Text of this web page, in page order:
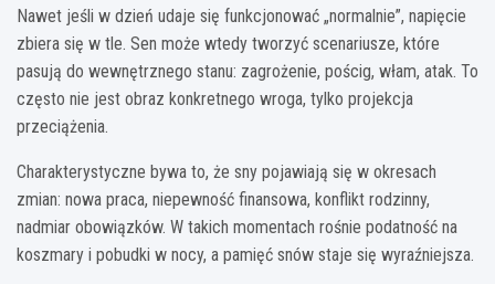
Nawet jeśli w dzień udaje się funkcjonować „normalnie”, napięcie
zbiera się w tle. Sen może wtedy tworzyć scenariusze, które
pasują do wewnętrznego stanu: zagrożenie, pościg, włam, atak. To
często nie jest obraz konkretnego wroga, tylko projekcja
przeciążenia.
Charakterystyczne bywa to, że sny pojawiają się w okresach
zmian: nowa praca, niepewność finansowa, konflikt rodzinny,
nadmiar obowiązków. W takich momentach rośnie podatność na
koszmary i pobudki w nocy, a pamięć snów staje się wyraźniejsza.